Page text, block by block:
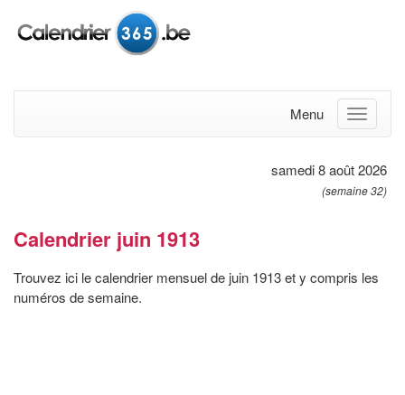
Menu
samedi 8 août 2026
(semaine 32)
Calendrier juin 1913
Trouvez ici le calendrier mensuel de juin 1913 et y compris les
numéros de semaine.